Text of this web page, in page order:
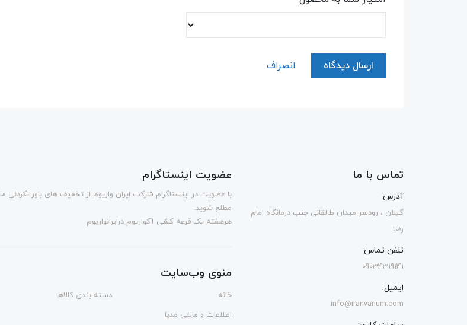
ارسال دیدگاه انصراف
تماس با ما
آدرس:
گیلان ، رودسر میدان طالقانی جنب درمانگاه امام
رضا
تلفن تماس:
09034319141
ایمیل:
info@iranvarium.com
عضویت اینستاگرام
با عضویت در اینستاگرام شرکت ایران واریوم از تخفیف های باور نکردنی ما
مطلع شوید.
هرهفته یک قرعه کشی آکواریوم درایرانواریوم
منوی وب‌سایت
خانه
دسته بندی کالاها
اطلاعات و مالتی مدیا